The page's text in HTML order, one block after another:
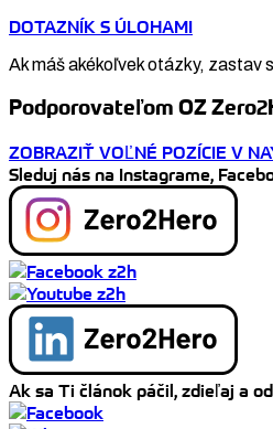
DOTAZNÍK S ÚLOHAMI
Ak máš akékoľvek otázky, zastav
Podporovateľom OZ
ZOBRAZIŤ VOĽNÉ POZÍCIE V
Sleduj nás na Instagrame,
Ak sa Ti článok páčil, zdieľaj a